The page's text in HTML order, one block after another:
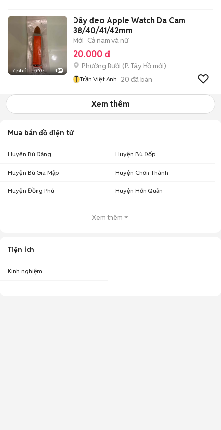
7 phút trước 1
Dây đeo Apple Watch Da Cam
38/40/41/42mm
Mới Cả nam và nữ
20.000 đ
Phường Bưởi (P. Tây Hồ mới)
T Trần Việt Anh 20 đã bán
Xem thêm
Mua bán đồ điện tử
Huyện Bù Đăng Huyện Bù Đốp
Huyện Bù Gia Mập Huyện Chơn Thành
Huyện Đồng Phú Huyện Hớn Quản
Xem thêm
Tiện ích
Kinh nghiệm